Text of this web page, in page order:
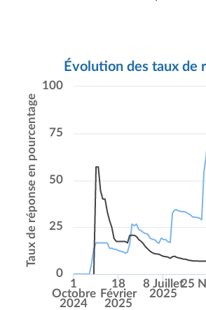
Évolution des taux de
Taux de réponse en pourcentage
1
Octobre
2024
18
Février
2025
8 Juillet
2025
25
0
100
25
50
75